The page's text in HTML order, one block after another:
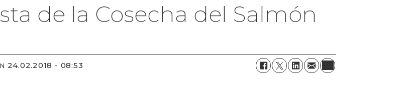
de la Cosecha del Salmón
24.02.2018 - 08:53